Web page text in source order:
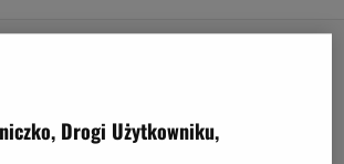
Drogi Użytkowniku,